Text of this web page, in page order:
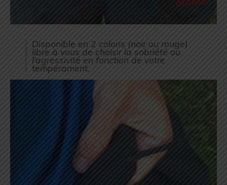
Disponible en 2 coloris (noir ou rouge)
libre à vous de choisir la sobriété ou
l’agressivité en fonction de votre
tempérament.